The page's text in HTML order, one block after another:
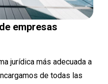
empresas
jurídica más adecuada a
de todas las